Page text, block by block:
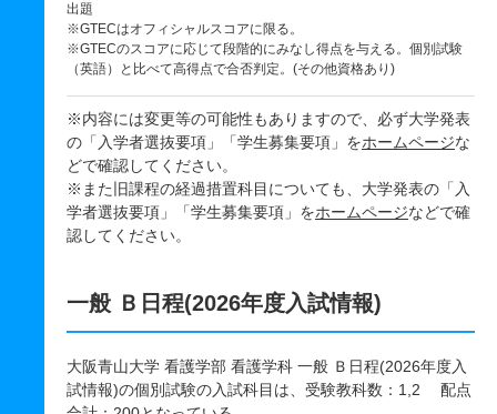
出題
※GTECはオフィシャルスコアに限る。
※GTECのスコアに応じて段階的にみなし得点を与える。個別試験
（英語）と比べて高得点で合否判定。(その他資格あり)
※内容には変更等の可能性もありますので、必ず大学発表
の「入学者選抜要項」「学生募集要項」をホームページな
どで確認してください。
※また旧課程の経過措置科目についても、大学発表の「入
学者選抜要項」「学生募集要項」をホームページなどで確
認してください。
一般 Ｂ日程(2026年度入試情報)
大阪青山大学 看護学部 看護学科 一般 Ｂ日程(2026年度入
試情報)の個別試験の入試科目は、受験教科数：1,2 配点